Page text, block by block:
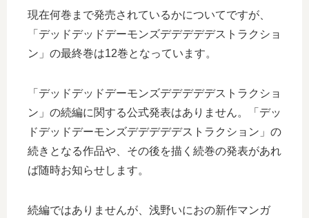
現在何巻まで発売されているかについてですが、
「デッドデッドデーモンズデデデデデストラクショ
ン」の最終巻は12巻となっています。
「デッドデッドデーモンズデデデデデストラクショ
ン」の続編に関する公式発表はありません。「デッ
ドデッドデーモンズデデデデデストラクション」の
続きとなる作品や、その後を描く続巻の発表があれ
ば随時お知らせします。
続編ではありませんが、浅野いにおの新作マンガ